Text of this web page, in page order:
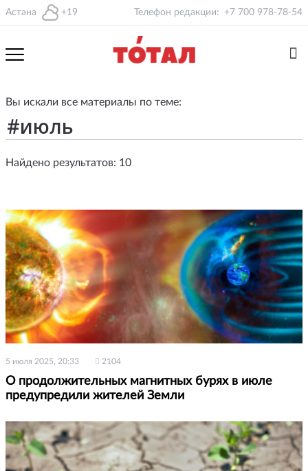
Астана +19 Телефон редакции: +7 700 978-78-54
Вы искали все материалы по теме:
Найдено результатов: 10
5 июля 2025, 20:33 2104
О продолжительных магнитных бурях в июле
предупредили жителей Земли